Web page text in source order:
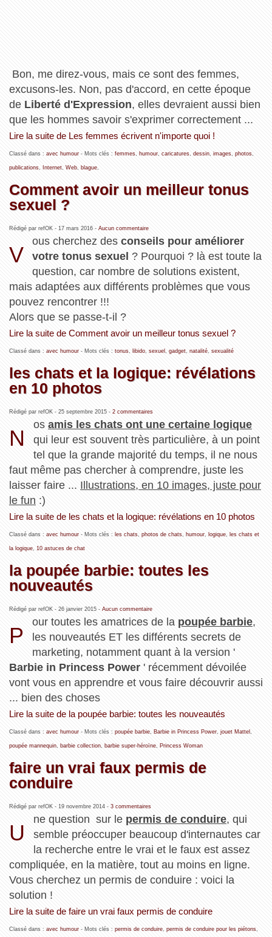
Bon, me direz-vous, mais ce sont des femmes,
excusons-les. Non, pas d'accord, en cette époque
de Liberté d'Expression, elles devraient aussi bien
que les hommes savoir s'exprimer correctement ...
Lire la suite de Les femmes écrivent n'importe quoi !
Classé dans : avec humour- Mots clés : femmes, humour, caricatures, dessin, images, photos,
publications, Internet, Web, blague,
Comment avoir un meilleur tonus
sexuel ?
Rédigé par refOK - 17 mars 2016- Aucun commentaire
V
ous cherchez desconseils pour améliorer
votre tonus sexuel ? Pourquoi ? là est toute la
question, car nombre de solutions existent,
mais adaptées aux différents problèmes que vous
pouvez rencontrer !!!
Alors que se passe-t-il ?
Lire la suite de Comment avoir un meilleur tonus sexuel ?
Classé dans : avec humour- Mots clés : tonus, libido, sexuel , gadget, natalité, sexualité
les chats et la logique: révélations
en 10 photos
Rédigé par refOK - 25 septembre 2015- 2 commentaires
N
osamis les chats ont une certaine logique
qui leur est souvent très particulière, à un point
tel que la grande majorité du temps, il ne nous
faut même pas chercher à comprendre, juste les
laisser faire ... Illustrations, en 10 images, juste pour
le fun :)
Lire la suite de les chats et la logique: révélations en 10 photos
Classé dans : avec humour- Mots clés : les chats, photos de chats, humour, logique, les chats et
la logique, 10 astuces de chat
la poupée barbie: toutes les
nouveautés
Rédigé par refOK - 26 janvier 2015- Aucun commentaire
P
our toutes les amatrices de la poupée barbie,
les nouveautés ET les différents secrets de
marketing, notamment quant à la version '
Barbie in Princess Power' récemment dévoilée
vont vous en apprendre et vous faire découvrir aussi
... bien des choses
Lire la suite de la poupée barbie: toutes les nouveautés
Classé dans : avec humour- Mots clés : poupée barbie, Barbie in Princess Power, jouet Mattel ,
poupée mannequin, barbie collection, barbie super-héroïne, Princess Woman
faire un vrai faux permis de
conduire
Rédigé par refOK - 19 novembre 2014- 3 commentaires
U
ne question sur le permis de conduire, qui
semble préoccuper beaucoup d'internautes car
la recherche entre le vrai et le faux est assez
compliquée, en la matière, tout au moins en ligne.
Vous cherchez un permis de conduire : voici la
solution !
Lire la suite de faire un vrai faux permis de conduire
Classé dans : avec humour- Mots clés : permis de conduire, permis de conduire pour les piétons,